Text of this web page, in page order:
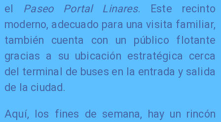
el Paseo Portal Linares. Este recinto
moderno, adecuado para una visita familiar,
también cuenta con un público flotante
gracias a su ubicación estratégica cerca
del terminal de buses en la entrada y salida
de la ciudad.
Aquí, los fines de semana, hay un rincón